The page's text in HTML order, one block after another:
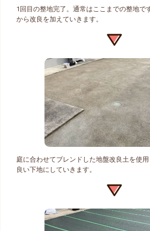
1回目の整地完了。通常はここまでの整地で
から改良を加えていきます。
庭に合わせてブレンドした地盤改良土を使
良い下地にしていきます。